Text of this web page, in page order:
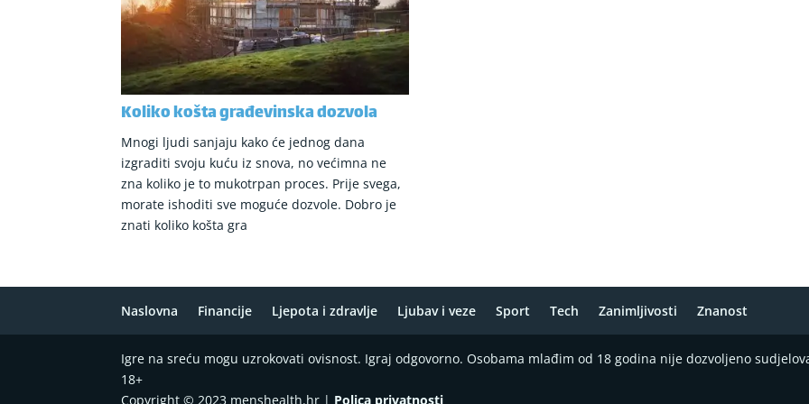
Koliko košta građevinska dozvola
Mnogi ljudi sanjaju kako će jednog dana
izgraditi svoju kuću iz snova, no većimna ne
zna koliko je to mukotrpan proces. Prije svega,
morate ishoditi sve moguće dozvole. Dobro je
znati koliko košta gra
Naslovna Financije Ljepota i zdravlje Ljubav i veze Sport Tech Zanimljivosti Znanost
Igre na sreću mogu uzrokovati ovisnost. Igraj odgovorno. Osobama mlađim od 18 godina nije dozvoljeno
18+
Copyright © 2023 menshealth.hr | Polica privatnosti